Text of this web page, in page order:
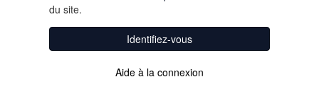
du site.
Identifiez-vous
Aide à la connexion